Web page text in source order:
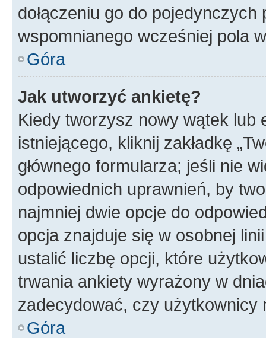
dołączeniu go do
wspomnianego wcześniej pola
Góra
Jak utworzyć ankietę?
Kiedy tworzysz nowy wątek lub
istniejącego, kliknij zakładkę
głównego formularza; jeśli nie
odpowiednich uprawnień, by
najmniej dwie opcje do
opcja znajduje się w osobnej
ustalić liczbę opcji, które
trwania ankiety wyrażony w
zadecydować, czy użytkownicy
Góra